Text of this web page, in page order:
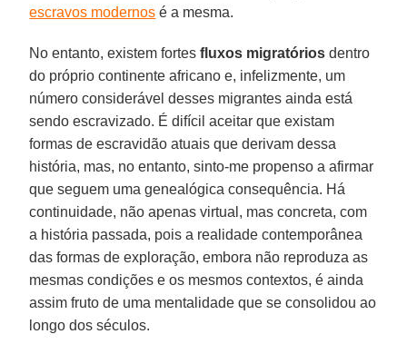
escravos modernos é a mesma.
No entanto, existem fortesfluxos migratórios dentro
do próprio continente africano e, infelizmente, um
número considerável desses migrantes ainda está
sendo escravizado. É difícil aceitar que existam
formas de escravidão atuais que derivam dessa
história, mas, no entanto, sinto-me propenso a afirmar
que seguem uma genealógica consequência. Há
continuidade, não apenas virtual, mas concreta, com
a história passada, pois a realidade contemporânea
das formas de exploração, embora não reproduza as
mesmas condições e os mesmos contextos, é ainda
assim fruto de uma mentalidade que se consolidou ao
longo dos séculos.